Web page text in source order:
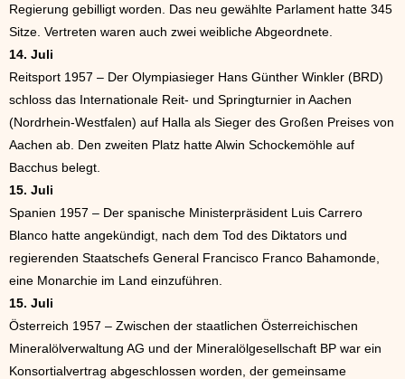
Regierung gebilligt worden. Das neu gewählte Parlament hatte 345
Sitze. Vertreten waren auch zwei weibliche Abgeordnete.
14. Juli
Reitsport 1957 – Der Olympiasieger Hans Günther Winkler (BRD)
schloss das Internationale Reit- und Springturnier in Aachen
(Nordrhein-Westfalen) auf Halla als Sieger des Großen Preises von
Aachen ab. Den zweiten Platz hatte Alwin Schockemöhle auf
Bacchus belegt.
15. Juli
Spanien 1957 – Der spanische Ministerpräsident Luis Carrero
Blanco hatte angekündigt, nach dem Tod des Diktators und
regierenden Staatschefs General Francisco Franco Bahamonde,
eine Monarchie im Land einzuführen.
15. Juli
Österreich 1957 – Zwischen der staatlichen Österreichischen
Mineralölverwaltung AG und der Mineralölgesellschaft BP war ein
Konsortialvertrag abgeschlossen worden, der gemeinsame